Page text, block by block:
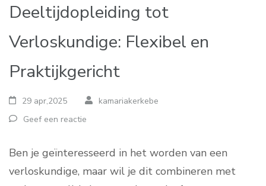
Deeltijdopleiding tot
Verloskundige: Flexibel en
Praktijkgericht
29 apr,2025
kamariakerkebe
Geef een reactie
Ben je geïnteresseerd in het worden van een
verloskundige, maar wil je dit combineren met